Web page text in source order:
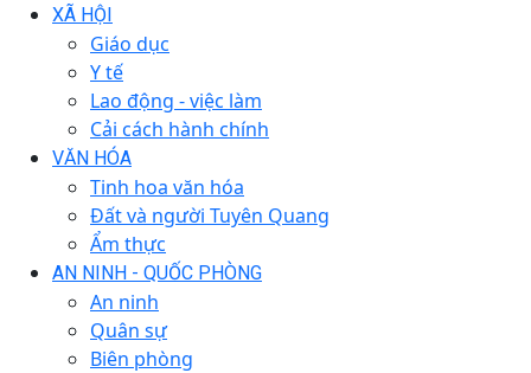
XÃ HỘI
Giáo dục
Y tế
Lao động - việc làm
Cải cách hành chính
VĂN HÓA
Tinh hoa văn hóa
Đất và người Tuyên Quang
Ẩm thực
AN NINH - QUỐC PHÒNG
An ninh
Quân sự
Biên phòng